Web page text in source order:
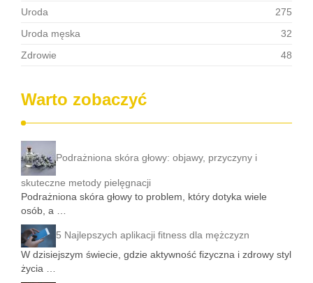
Uroda
275
Uroda męska
32
Zdrowie
48
Warto zobaczyć
Podrażniona skóra głowy: objawy, przyczyny i
skuteczne metody pielęgnacji
Podrażniona skóra głowy to problem, który dotyka wiele
osób, a …
5 Najlepszych aplikacji fitness dla mężczyzn
W dzisiejszym świecie, gdzie aktywność fizyczna i zdrowy styl
życia …